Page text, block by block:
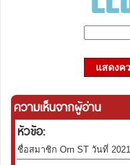
แสดงค
ความเห็นจากผู้อ่าน
หัวข้อ:
ชื่อสมาชิก Orn ST วันที่